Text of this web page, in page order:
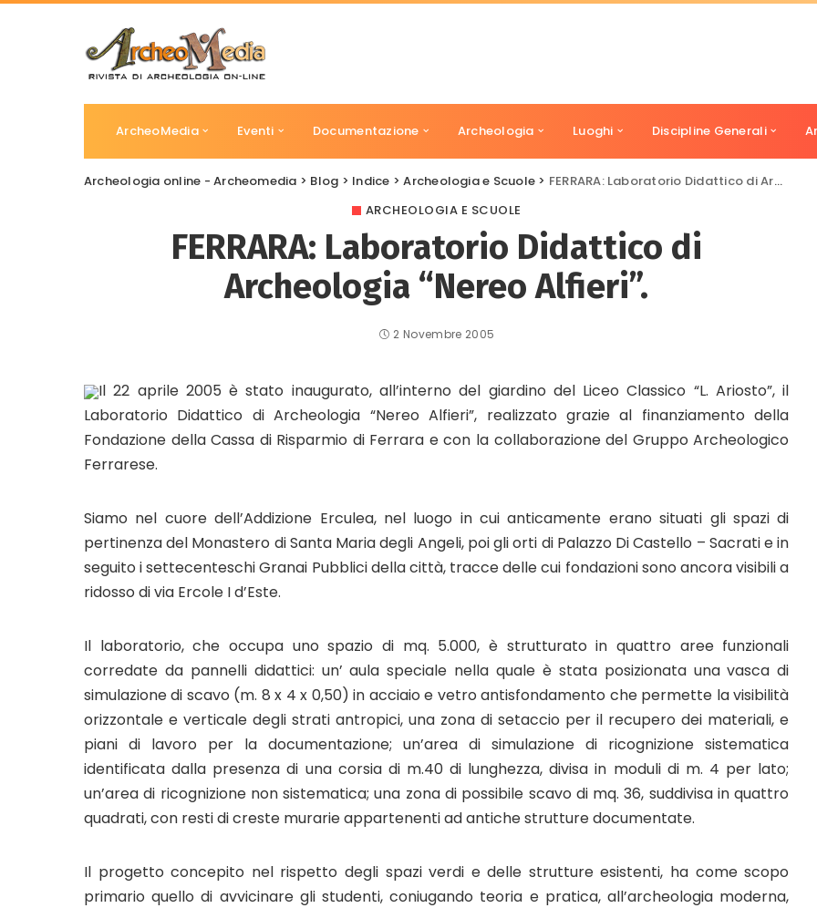
ArcheoMedia Eventi Documentazione Archeologia Luoghi Discipline Generali
Archeologia online - Archeomedia > Blog > Indice >Archeologia e Scuole > FERRARA: Laboratorio Didattico di Archeologia “Nereo Alfieri”.
ARCHEOLOGIA E SCUOLE
FERRARA: Laboratorio Didattico di
Archeologia “Nereo Alfieri”.
2 Novembre 2005
Il 22 aprile 2005 è stato inaugurato, all’interno del giardino del Liceo Classico “L. Ariosto”, il
Laboratorio Didattico di Archeologia “Nereo Alfieri”, realizzato grazie al finanziamento della
Fondazione della Cassa di Risparmio di Ferrara e con la collaborazione del Gruppo Archeologico
Ferrarese.
Siamo nel cuore dell’Addizione Erculea, nel luogo in cui anticamente erano situati gli spazi di
pertinenza del Monastero di Santa Maria degli Angeli, poi gli orti di Palazzo Di Castello – Sacrati e in
seguito i settecenteschi Granai Pubblici della città, tracce delle cui fondazioni sono ancora visibili a
ridosso di via Ercole I d’Este.
Il laboratorio, che occupa uno spazio di mq. 5.000, è strutturato in quattro aree funzionali
corredate da pannelli didattici: un’ aula speciale nella quale è stata posizionata una vasca di
simulazione di scavo (m. 8 x 4 x 0,50) in acciaio e vetro antisfondamento che permette la visibilità
orizzontale e verticale degli strati antropici, una zona di setaccio per il recupero dei materiali, e
piani di lavoro per la documentazione; un’area di simulazione di ricognizione sistematica
identificata dalla presenza di una corsia di m.40 di lunghezza, divisa in moduli di m. 4 per lato;
un’area di ricognizione non sistematica; una zona di possibile scavo di mq. 36, suddivisa in quattro
quadrati, con resti di creste murarie appartenenti ad antiche strutture documentate.
Il progetto concepito nel rispetto degli spazi verdi e delle strutture esistenti, ha come scopo
primario quello di avvicinare gli studenti, coniugando teoria e pratica, all’archeologia moderna,